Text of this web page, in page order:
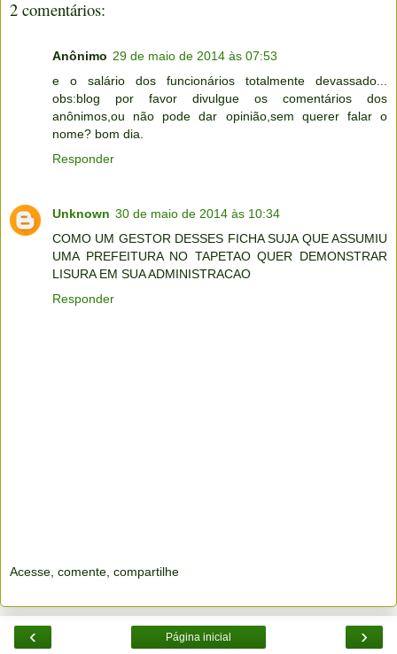
2 comentários:
Anônimo 29 de maio de 2014 às 07:53
e o salário dos funcionários totalmente devassado...
obs:blog por favor divulgue os comentários dos
anônimos,ou não pode dar opinião,sem querer falar o
nome? bom dia.
Responder
Unknown 30 de maio de 2014 às 10:34
COMO UM GESTOR DESSES FICHA SUJA QUE ASSUMIU
UMA PREFEITURA NO TAPETAO QUER DEMONSTRAR
LISURA EM SUA ADMINISTRACAO
Responder
Acesse, comente, compartilhe
‹ ›
Página inicial